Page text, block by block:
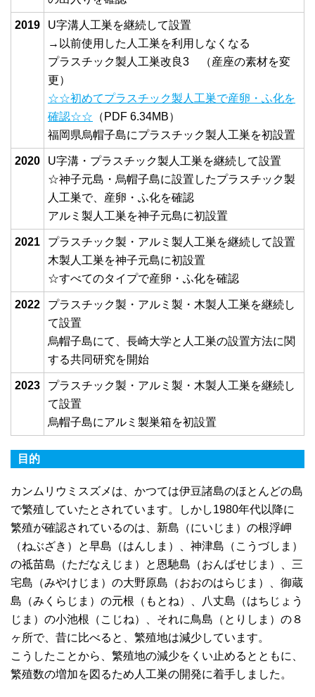
2019
U字溝人工巣を継続して設置
→以前使用した人工巣を利用しなくなる
プラスチック製人工巣改良3 （産座の素材を変
更）
☆☆初めてプラスチック製人工巣で産卵・ふ化を
確認☆☆ （PDF 6.34MB）
福岡県烏帽子島にプラスチック製人工巣を初設置
2020
U字溝・プラスチック製人工巣を継続して設置
☆神子元島・烏帽子島に設置したプラスチック製
人工巣で、産卵・ふ化を確認
アルミ製人工巣を神子元島に初設置
2021
プラスチック製・アルミ製人工巣を継続して設置
木製人工巣を神子元島に初設置
☆すべてのタイプで産卵・ふ化を確認
2022
プラスチック製・アルミ製・木製人工巣を継続し
て設置
烏帽子島にて、長崎大学と人工巣の設置方法に関
する共同研究を開始
2023
プラスチック製・アルミ製・木製人工巣を継続し
て設置
烏帽子島にアルミ製巣箱を初設置
目的
カンムリウミスズメは、かつては伊豆諸島のほとんどの島
で繁殖していたとされています。しかし1980年代以降に
繁殖が確認されているのは、新島（にいじま）の根浮岬
（ねぶざき）と早島（はんしま）、神津島（こうづしま）
の祗苗島（ただなえじま）と恩馳島（おんばせじま）、三
宅島（みやけじま）の大野原島（おおのはらじま）、御蔵
島（みくらじま）の元根（もとね）、八丈島（はちじょう
じま）の小池根（こじね）、それに鳥島（とりしま）の８
ヶ所で、昔に比べると、繁殖地は減少しています。
こうしたことから、繁殖地の減少をくい止めるとともに、
繁殖数の増加を図るため人工巣の開発に着手しました。